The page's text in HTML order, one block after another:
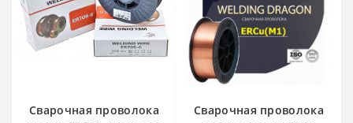
Сварочная проволока
Сварочная проволока